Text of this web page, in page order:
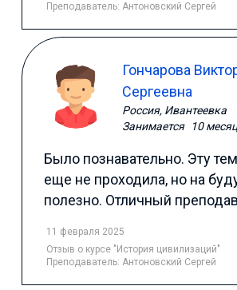
Преподаватель: Антоновский Сергей
Гончарова
Сергеевна
Россия, Ивантеевка
Занимается
10
Было познавательно. Эту
еще не проходила, но на
полезно. Отличный
11 февраля 2025
Отзыв о курсе "История цивилизаций"
Преподаватель: Антоновский Сергей